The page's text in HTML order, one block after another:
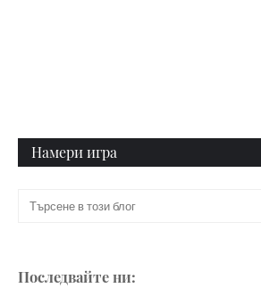
Намери игра
Последвайте ни: